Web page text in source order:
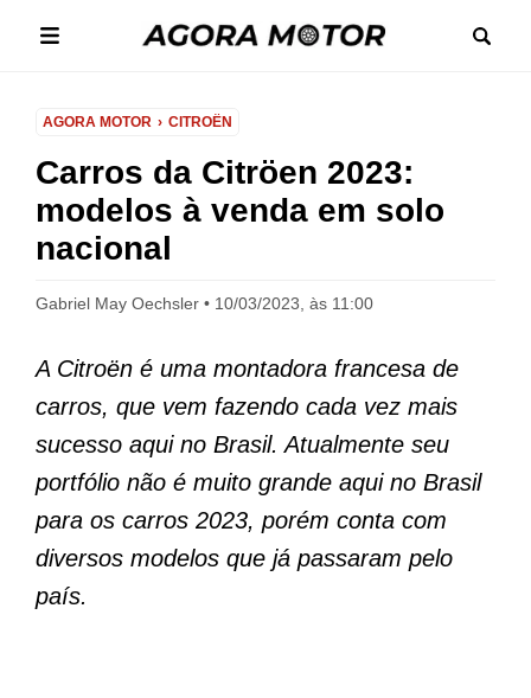
AGORA MOTOR CITROËN
Carros da Citröen 2023:
modelos à venda em solo
nacional
Gabriel May Oechsler 10/03/2023, às 11:00
A Citroën é uma montadora francesa de
carros, que vem fazendo cada vez mais
sucesso aqui no Brasil. Atualmente seu
portfólio não é muito grande aqui no Brasil
para os carros 2023, porém conta com
diversos modelos que já passaram pelo
país.